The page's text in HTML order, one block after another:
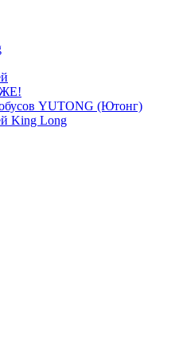
YUTONG (Ютонг)
King Long